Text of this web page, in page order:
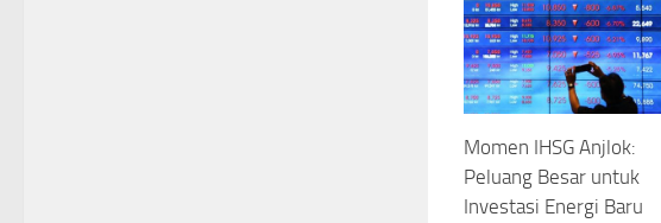
Momen IHSG Anjlok:
Peluang Besar untuk
Investasi Energi Baru